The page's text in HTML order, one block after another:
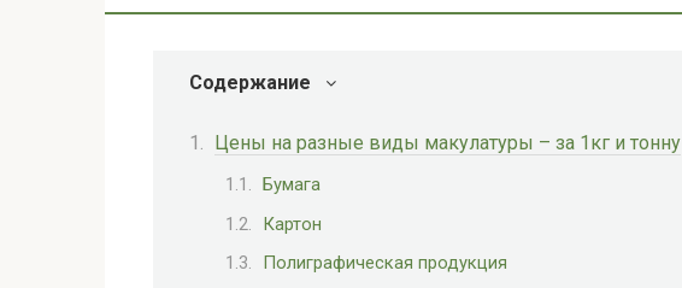
Содержание
Цены на разные виды макулатуры – за 1кг и тонну
Бумага
Картон
Полиграфическая продукция